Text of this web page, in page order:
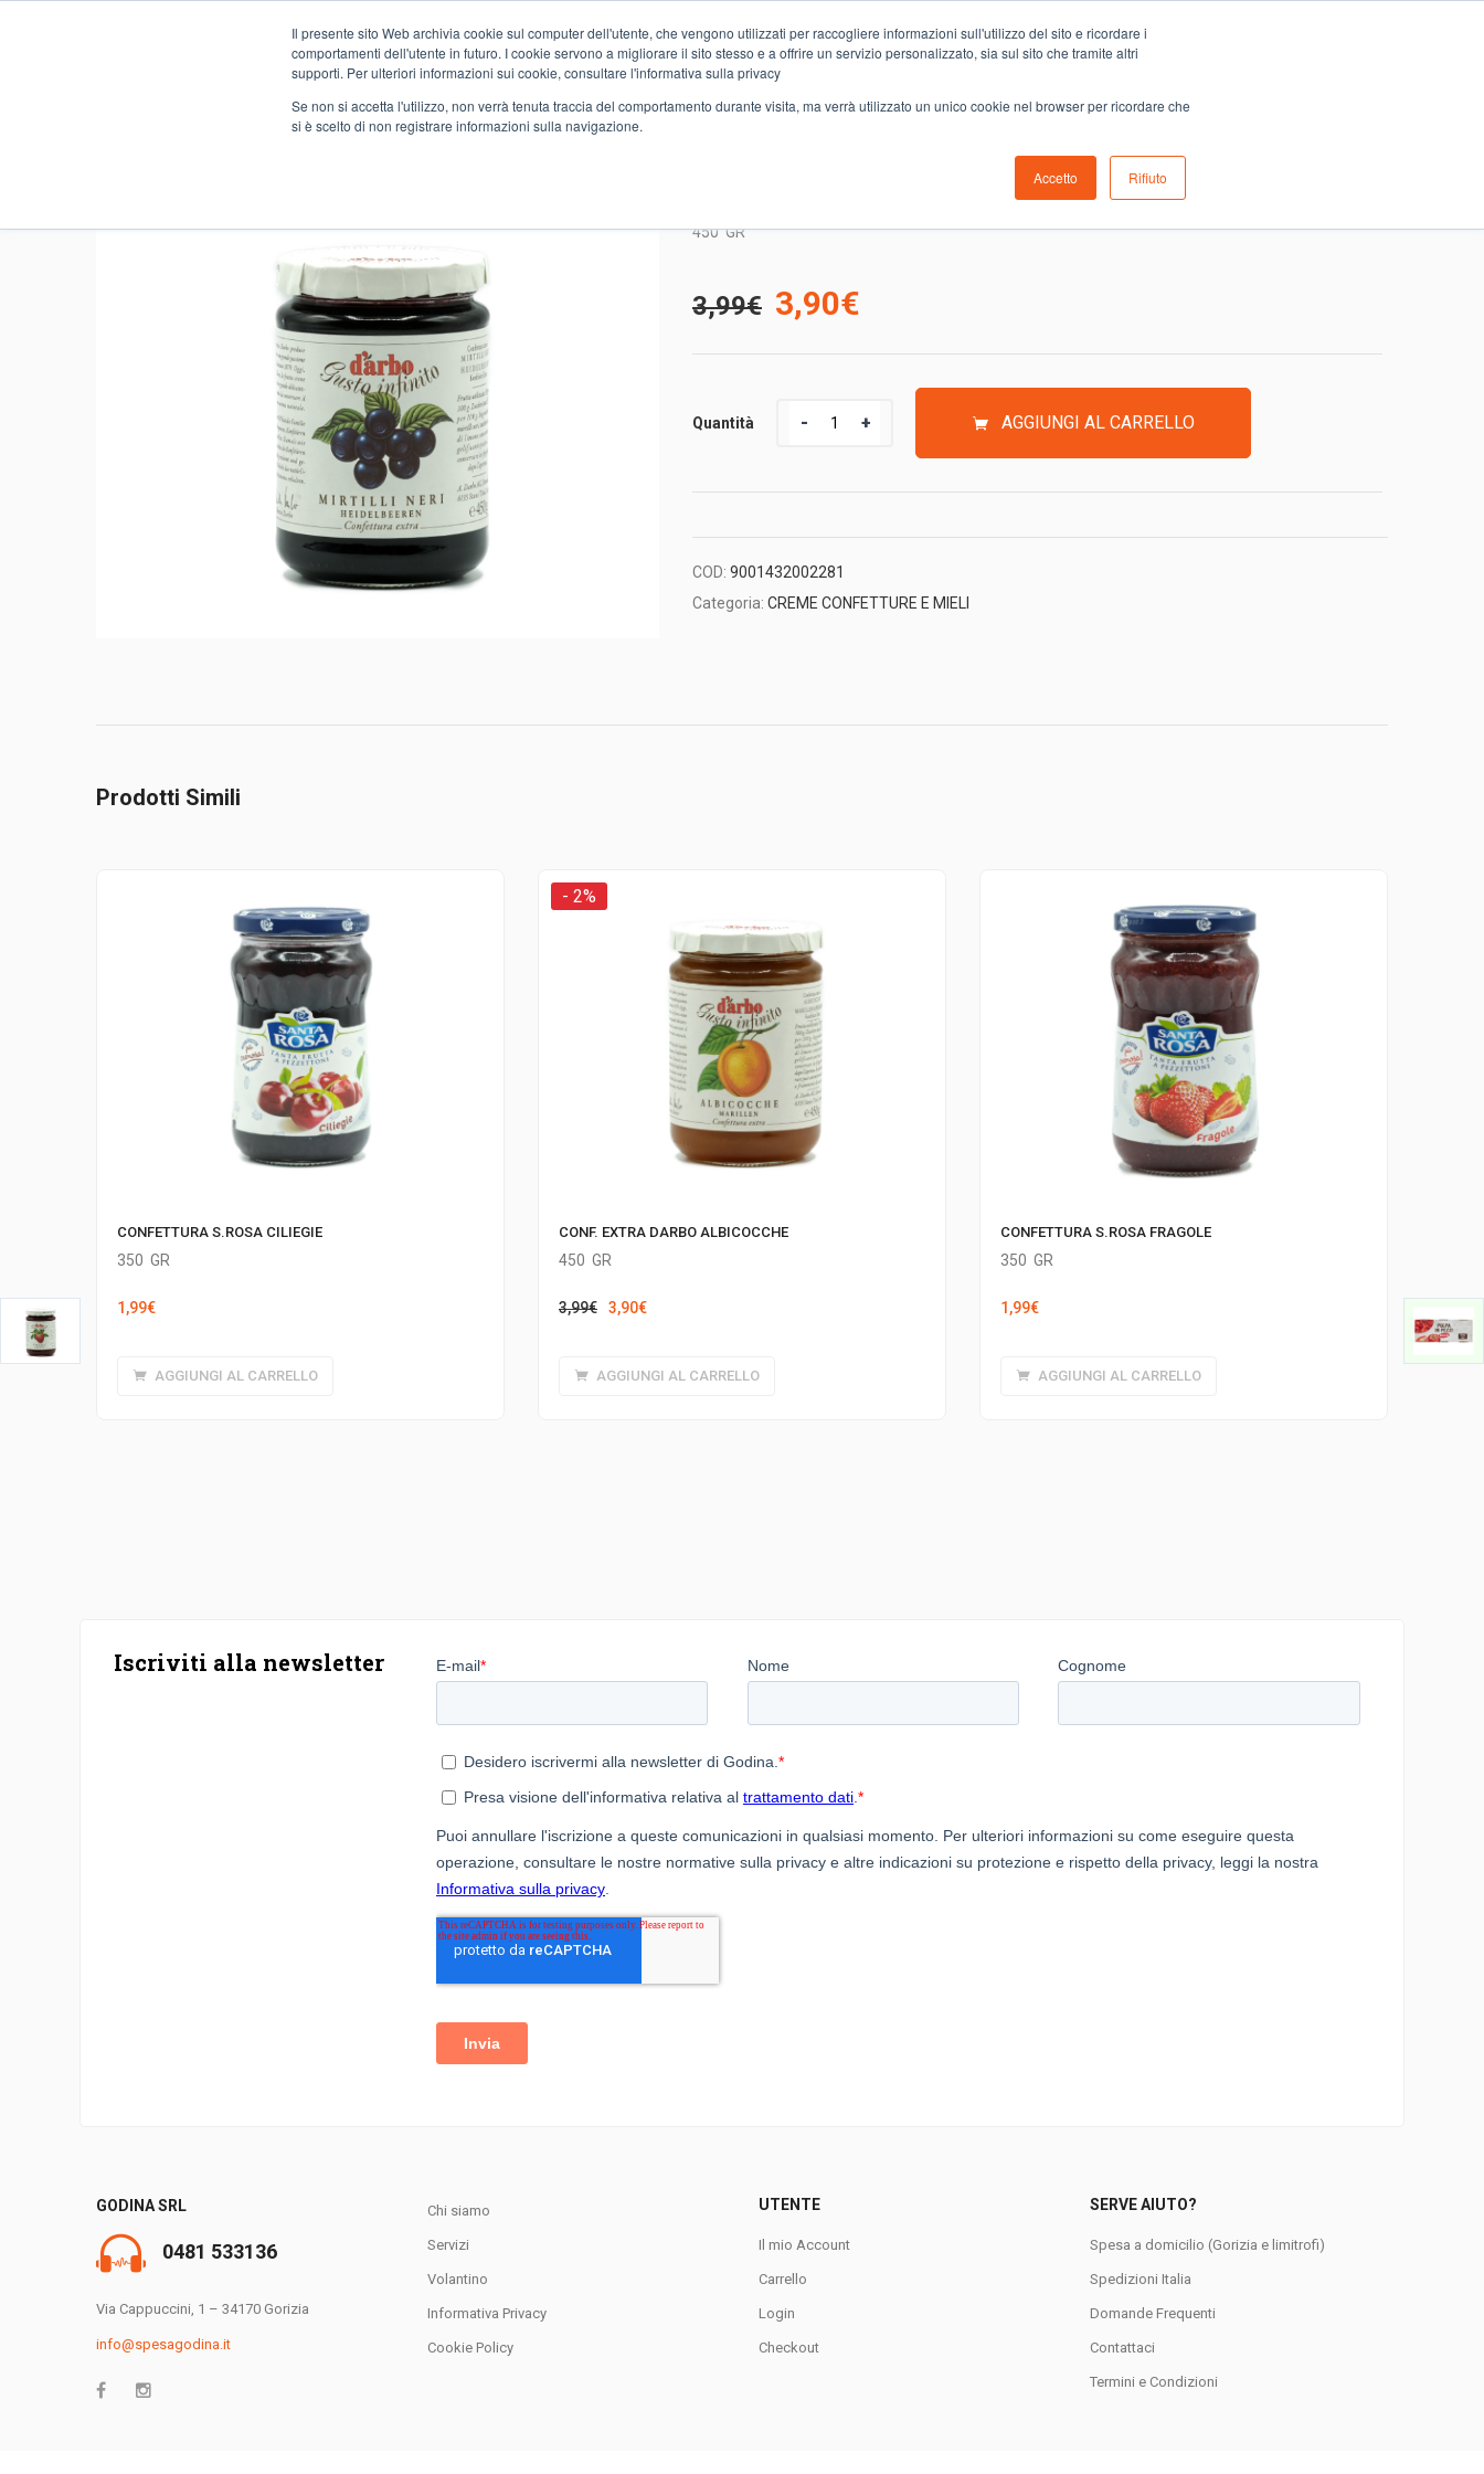
Il presente sito Web archivia cookie sul computer dell'utente, che vengono utilizzati per raccogliere informazioni sull'utilizzo del sito e ricordare i
comportamenti dell'utente in futuro. I cookie servono a migliorare il sito stesso e a offrire un servizio personalizzato, sia sul sito che tramite altri
supporti. Per ulteriori informazioni sui cookie, consultare l'informativa sulla privacy
Se non si accetta l'utilizzo, non verrà tenuta traccia del comportamento durante visita, ma verrà utilizzato un unico cookie nel browser per ricordare che
si è scelto di non registrare informazioni sulla navigazione.
Accetto Rifiuto
Novità Chi siamo Servizi Spesa online Carta Club A&O Volantino Serve aiuto?
ALIMENTARI CREME CONFETTURE E MIELI CONF. EXTRA DARBO MIRTILLI NERI
CONF. EXTRA DARBO MIRTILLI NERI
450 GR
3,99€ Il
prezzo
originale
3,99€.
3,90€
prezzo
attuale
3,90€.
Quantità AGGIUNGI AL CARRELLO
COD: 9001432002281
Categoria: CREME CONFETTURE E MIELI
Prodotti Simili
CONFETTURA S.ROSA CILIEGIE
350 GR
1,99€
AGGIUNGI AL CARRELLO
- 2%
CONF. EXTRA DARBO ALBICOCCHE
450 GR
3,99€
Il
era:
3,90€Il
è:
AGGIUNGI AL CARRELLO
CONFETTURA S.ROSA FRAGOLE
350 GR
1,99€
AGGIUNGI AL CARRELLO
Iscriviti alla newsletter
GODINA SRL
0481 533136
Via Cappuccini, 1 – 34170 Gorizia
info@spesagodina.it
Chi siamo
Servizi
Volantino
Informativa Privacy
Cookie Policy
UTENTE
Il mio Account
Carrello
Login
Checkout
SERVE AIUTO?
Spesa a domicilio (Gorizia e limitrofi)
Spedizioni Italia
Domande Frequenti
Contattaci
Termini e Condizioni